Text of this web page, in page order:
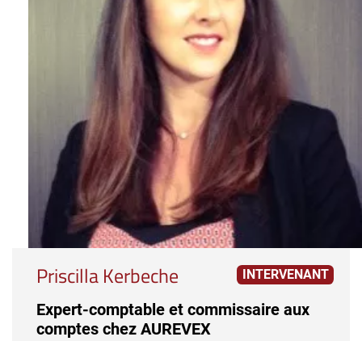
Priscilla Kerbeche INTERVENANT
Expert-comptable et commissaire aux
comptes chez AUREVEX